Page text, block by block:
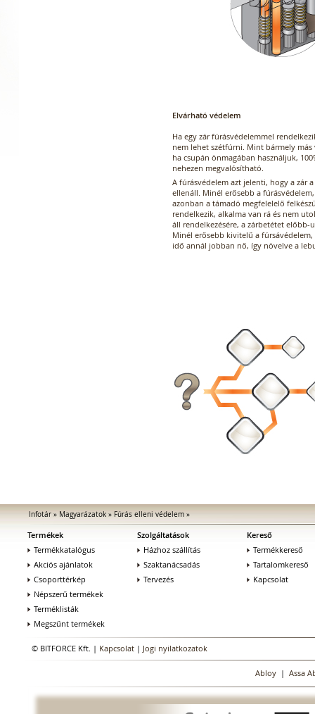
Elvárható védelem
Ha egy zár fúrásvédelemmel
nem lehet szétfúrni. Mint bármely
ha csupán önmagában használjuk,
nehezen megvalósítható.
A fúrásvédelem azt jelenti, hogy a zár
ellenáll. Minél erősebb a
azonban a támadó megfelelelő
rendelkezik, alkalma van rá és nem
áll rendelkezésére, a zárbetétet
Minél erősebb kivitelű a
idő annál jobban nő, így növelve a
Infotár» Magyarázatok» Fúrás elleni védelem»
Termékek
Termékkatalógus
Akciós ajánlatok
Csoporttérkép
Népszerű termékek
Terméklisták
Megszűnt termékek
Szolgáltatások
Házhoz szállítás
Szaktanácsadás
Tervezés
Kereső
Termékkereső
Tartalomkereső
Kapcsolat
© BITFORCE Kft. | Kapcsolat | Jogi nyilatkozatok
Abloy| Assa